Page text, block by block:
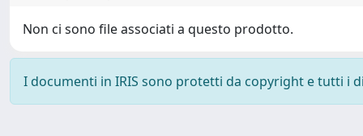
Non ci sono file associati a questo prodotto.
I documenti in IRIS sono protetti da copyright e tutti i